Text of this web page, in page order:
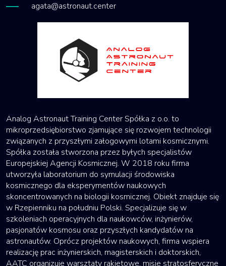
agata@astronaut.center
Analog Astronaut Training Center Spółka z o.o. to
mikroprzedsiębiorstwo zjamujące się rozwojem technologii
związanych z przyszłymi załogowymi lotami kosmicznymi.
Spółka została stworzona przez byłych specjalistów
Europejskiej Agencji Kosmicznej. W 2018 roku firma
utworzyła laboratorium do symulacji środowiska
kosmicznego dla eksperymentów naukowych
skoncentrowanych na biologii kosmicznej. Obiekt znajduje się
w Rzepienniku na południu Polski. Specjalizuje się w
szkoleniach operacyjnych dla naukowców, inżynierów,
pasjonatów kosmosu oraz przyszłych kandydatów na
astronautów. Oprócz projektów naukowych, firma wspiera
realizację prac inżynierskich, magisterskich i doktorskich,
AATC organizuje warsztaty rakietowe, misje stratosferyczne